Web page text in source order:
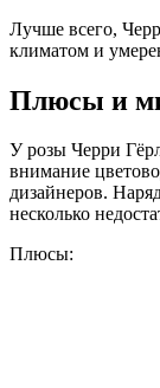
Лучше всего,
климатом и
Плюсы и
У розы Черри
внимание
дизайнеров.
несколько
Плюсы: